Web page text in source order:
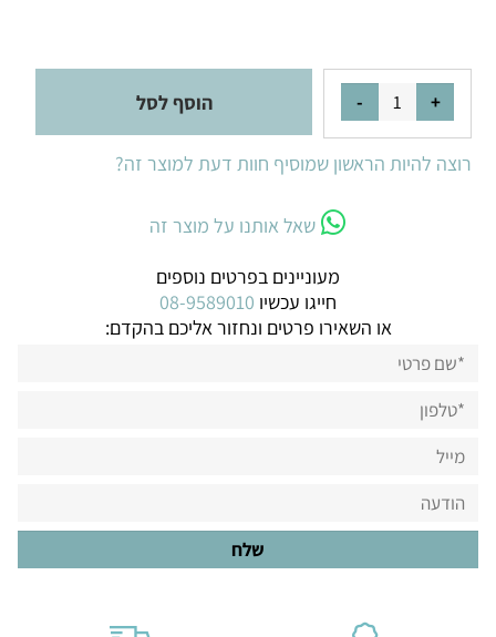
הוסף לסל
רוצה להיות הראשון שמוסיף חוות דעת למוצר זה?
שאל אותנו על מוצר זה
מעוניינים בפרטים נוספים
חייגו עכשיו 08-9589010
או השאירו פרטים ונחזור אליכם בהקדם: